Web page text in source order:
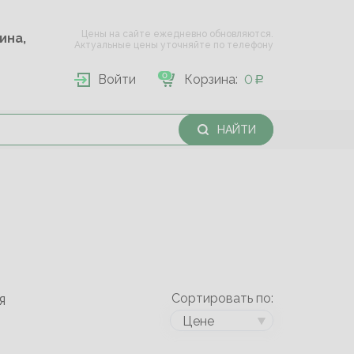
Цены на сайте ежедневно обновляются.
Актуальные цены уточняйте по телефону
Войти Корзина: 0
0
НАЙТИ
Я
Сортировать по:
Цене